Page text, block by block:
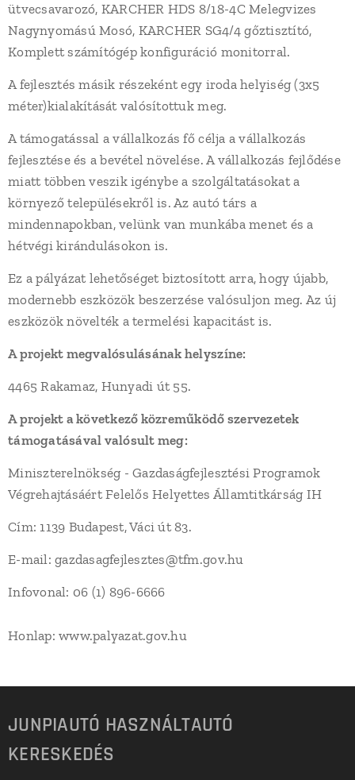
ütvecsavarozó, KARCHER HDS 8/18-4C Melegvizes
Nagynyomású Mosó, KARCHER SG4/4 gőztisztító,
Komplett számítógép konfiguráció monitorral.
A fejlesztés másik részeként egy iroda helyiség (3x5
méter)kialakítását valósítottuk meg.
A támogatással a vállalkozás fő célja a vállalkozás
fejlesztése és a bevétel növelése. A vállalkozás fejlődése
miatt többen veszik igénybe a szolgáltatásokat a
környező településekről is. Az autó társ a
mindennapokban, velünk van munkába menet és a
hétvégi kirándulásokon is.
Ez a pályázat lehetőséget biztosított arra, hogy újabb,
modernebb eszközök beszerzése valósuljon meg. Az új
eszközök növelték a termelési kapacitást is.
A projekt megvalósulásának helyszíne:
4465 Rakamaz, Hunyadi út 55.
A projekt a következő közreműködő szervezetek
támogatásával valósult meg:
Miniszterelnökség - Gazdaságfejlesztési Programok
Végrehajtásáért Felelős Helyettes Államtitkárság IH
Cím: 1139 Budapest, Váci út 83.
E-mail: gazdasagfejlesztes@tfm.gov.hu
Infovonal: 06 (1) 896-6666
Honlap: www.palyazat.gov.hu
JUNPIAUTÓ HASZNÁLTAUTÓ
KERESKEDÉS